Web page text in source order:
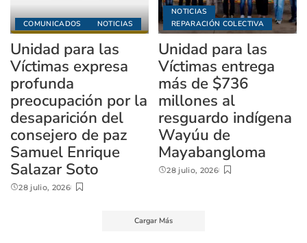
COMUNICADOS NOTICIAS
Unidad para las
Víctimas expresa
profunda
preocupación por la
desaparición del
consejero de paz
Samuel Enrique
Salazar Soto
28 julio, 2026
NOTICIAS
REPARACIÓN COLECTIVA
Unidad para las
Víctimas entrega
más de $736
millones al
resguardo indígena
Wayúu de
Mayabangloma
28 julio, 2026
Cargar Más